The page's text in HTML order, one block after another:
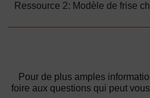
Ressource 2: Modèle de frise
Pour de plus amples
foire aux questions qui peut